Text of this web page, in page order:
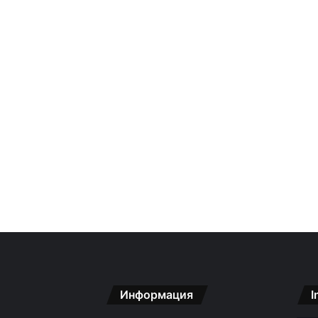
Информация